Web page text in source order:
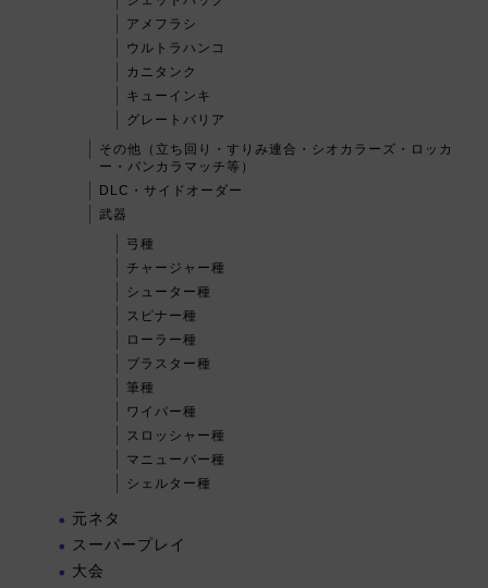
アメフラシ
ウルトラハンコ
カニタンク
キューインキ
グレートバリア
その他（立ち回り・すりみ連合・シオカラーズ・ロッカ
ー・バンカラマッチ等）
DLC・サイドオーダー
武器
弓種
チャージャー種
シューター種
スピナー種
ローラー種
ブラスター種
筆種
ワイパー種
スロッシャー種
マニューバー種
シェルター種
元ネタ
スーパープレイ
大会